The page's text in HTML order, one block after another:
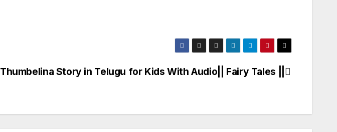
Thumbelina Story in Telugu for Kids With Audio|| Fairy Tales ||